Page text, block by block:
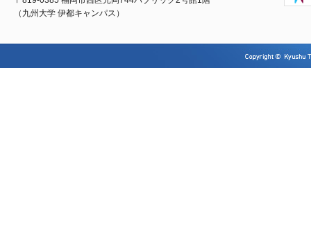
（九州大学 伊都キャンパス）